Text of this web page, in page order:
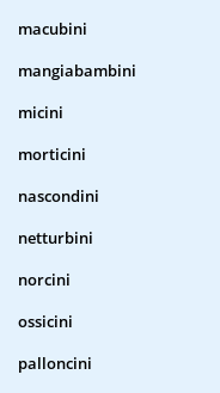
macubini
mangiabambini
micini
morticini
nascondini
netturbini
norcini
ossicini
palloncini